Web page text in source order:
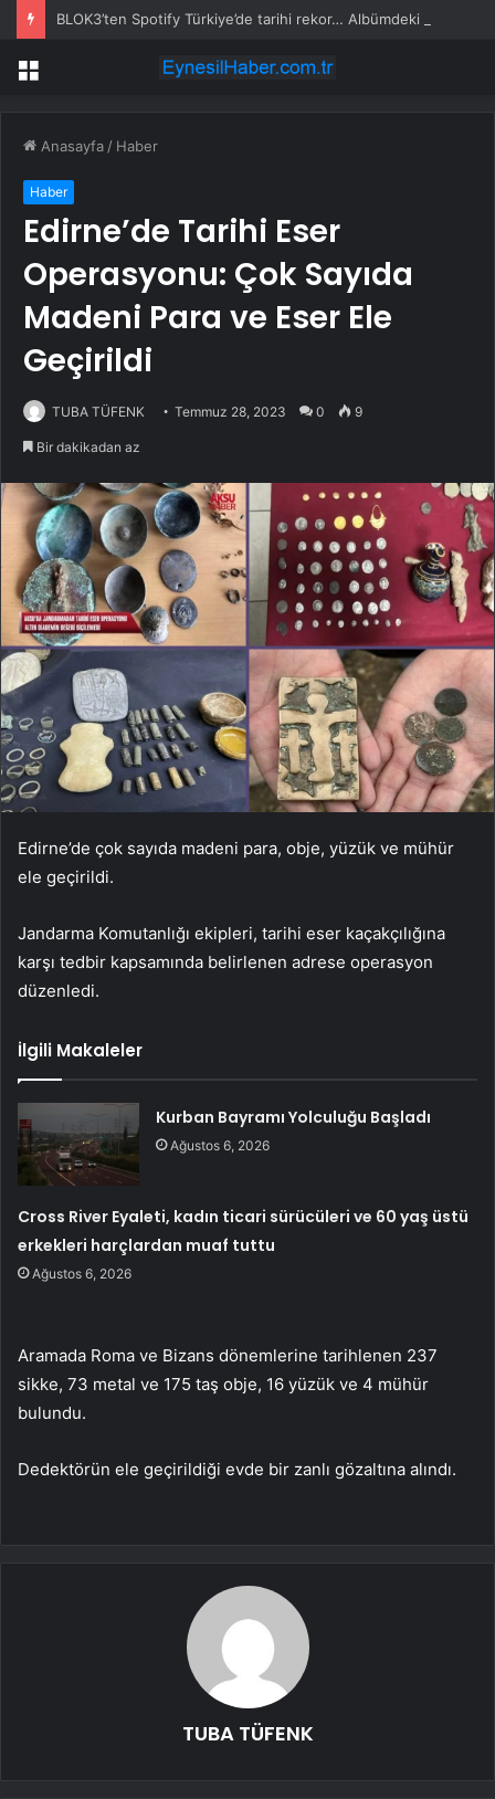
Menü
Anasayfa / Haber
Haber
Edirne’de Tarihi Eser
Operasyonu: Çok Sayıda
Madeni Para ve Eser Ele
Geçirildi
TUBA TÜFENK Temmuz 28, 2023 0 9
Bir dakikadan az
Edirne’de çok sayıda madeni para, obje, yüzük ve mühür
ele geçirildi.
Jandarma Komutanlığı ekipleri, tarihi eser kaçakçılığına
karşı tedbir kapsamında belirlenen adrese operasyon
düzenledi.
İlgili Makaleler
Kurban Bayramı Yolculuğu Başladı
Ağustos 6, 2026
Cross River Eyaleti, kadın ticari sürücüleri ve 60 yaş üstü
erkekleri harçlardan muaf tuttu
Ağustos 6, 2026
Aramada Roma ve Bizans dönemlerine tarihlenen 237
sikke, 73 metal ve 175 taş obje, 16 yüzük ve 4 mühür
bulundu.
Dedektörün ele geçirildiği evde bir zanlı gözaltına alındı.
TUBA TÜFENK